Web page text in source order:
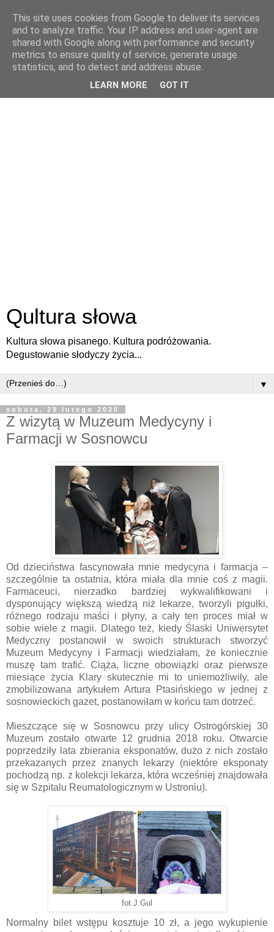
Qultura słowa
Kultura słowa pisanego. Kultura podróżowania.
Degustowanie słodyczy życia...
▼
sobota, 29 lutego 2020
Z wizytą w Muzeum Medycyny i
Farmacji w Sosnowcu
Od dzieciństwa fascynowała mnie medycyna i farmacja –
szczególnie ta ostatnia, która miała dla mnie coś z magii.
Farmaceuci, nierzadko bardziej wykwalifikowani i
dysponujący większą wiedzą niż lekarze, tworzyli pigułki,
różnego rodzaju maści i płyny, a cały ten proces miał w
sobie wiele z magii. Dlatego też, kiedy Ślaski Uniwersytet
Medyczny postanowił w swoich strukturach stworzyć
Muzeum Medycyny i Farmacji wiedziałam, że koniecznie
muszę tam trafić. Ciąża, liczne obowiązki oraz pierwsze
miesiące życia Klary skutecznie mi to uniemożliwiły, ale
zmobilizowana artykułem Artura Ptasińskiego w jednej z
sosnowieckich gazet, postanowiłam w końcu tam dotrzeć.
Mieszczące się w Sosnowcu przy ulicy Ostrogórskiej 30
Muzeum zostało otwarte 12 grudnia 2018 roku. Otwarcie
poprzedziły lata zbierania eksponatów, dużo z nich zostało
przekazanych przez znanych lekarzy (niektóre eksponaty
pochodzą np. z kolekcji lekarza, która wcześniej znajdowała
się w Szpitalu Reumatologicznym w Ustroniu).
fot.J.Gul
Normalny bilet wstępu kosztuje 10 zł, a jego wykupienie
This site uses cookies from Google to deliver its services
and to analyze traffic. Your IP address and user-agent are
shared with Google along with performance and security
metrics to ensure quality of service, generate usage
statistics, and to detect and address abuse.
LEARN MORE GOT IT